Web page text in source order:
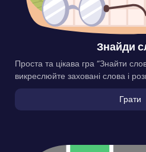
Знайди
Проста та цікава гра “Знайти
викреслюйте заховані слова і
Грати